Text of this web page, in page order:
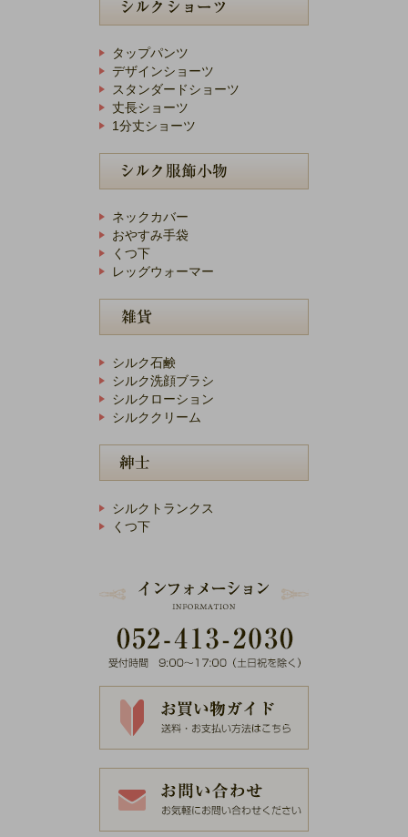
タップパンツ
デザインショーツ
スタンダードショーツ
丈長ショーツ
1分丈ショーツ
ネックカバー
おやすみ手袋
くつ下
レッグウォーマー
シルク石鹸
シルク洗顔ブラシ
シルクローション
シルククリーム
シルクトランクス
くつ下